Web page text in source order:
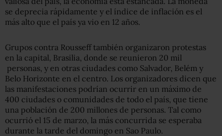
se deprecia rápidamente y el índice de inflación es el
más alto que el país ya vio en 12 años.
Grupos contra Rousseff también organizaron protestas
en la capital, Brasilia, donde se reunieron 20 mil
personas, y en otras ciudades como Salvador, Belém y
Belo Horizonte en el centro. Los organizadores dicen que
las manifestaciones podrían ocurrir en un máximo de
400 ciudades o comunidades de todo el país, que tiene
una población de 200 millones de personas. Tal como
ocurrió el 15 de marzo, la más concurrida se esperaba
durante la tarde del domingo en Sao Paulo.